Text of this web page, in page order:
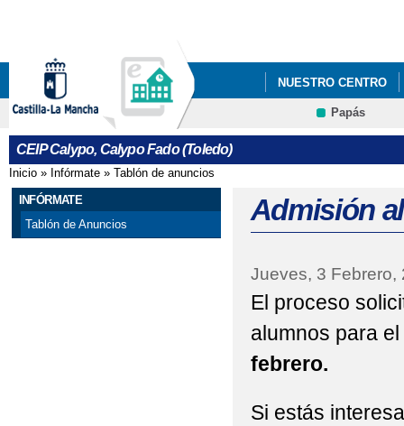
NUESTRO CENTRO
ENERGÍAS
Papás
CEIP Calypo, Calypo Fado (Toledo)
Se encuentra usted aquí
Inicio » Infórmate » Tablón de anuncios
INFÓRMATE
Tablón de Anuncios
Admisión
Jueves, 3 Febrero,
El proceso
alumnos para
febrero.
Si estás